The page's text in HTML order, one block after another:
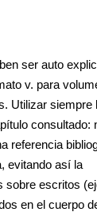
ser auto
v. para
Utilizar siempre
consultado:
referencia
evitando así la
sobre escritos
en el cuerpo